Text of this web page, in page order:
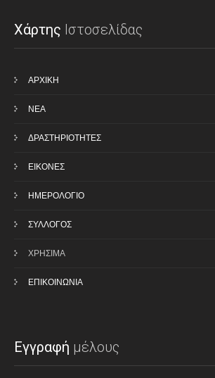
Χάρτης Ιστοσελίδας
ΑΡΧΙΚΗ
ΝΕΑ
ΔΡΑΣΤΗΡΙΟΤΗΤΕΣ
ΕΙΚΟΝΕΣ
ΗΜΕΡΟΛΟΓΙΟ
ΣΥΛΛΟΓΟΣ
ΧΡΗΣΙΜΑ
ΕΠΙΚΟΙΝΩΝΙΑ
Εγγραφή μέλους